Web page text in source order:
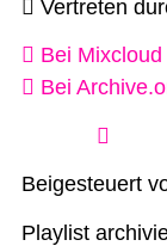
Vertreten
Bei Mixcloud
Bei
Beigesteuert
Playlist